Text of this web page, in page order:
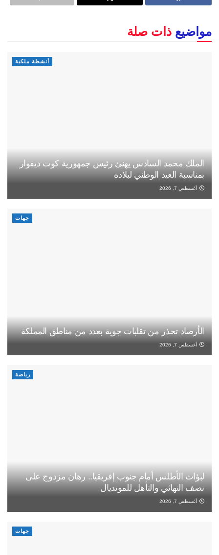
مواضيع ذات صلة
أنشطة ملكية
الملك محمد السادس يهنئ رئيس جمهورية كوت ديفوار
بمناسبة العيد الوطني لبلاده
أغسطس 7, 2026
جهات
الأرصاد تحذر من تقلبات جوية بعدد من مناطق المملكة
أغسطس 7, 2026
رياضة
لبؤات الأطلس أمام جنوب إفريقيا.. رهان مزدوج على
نصف النهائي والتأهل للمونديال
أغسطس 7, 2026
جهات